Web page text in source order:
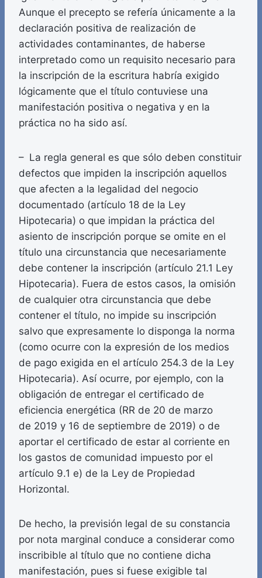
Aunque el precepto se refería únicamente a la
declaración positiva de realización de
actividades contaminantes, de haberse
interpretado como un requisito necesario para
la inscripción de la escritura habría exigido
lógicamente que el título contuviese una
manifestación positiva o negativa y en la
práctica no ha sido así.
– La regla general es que sólo deben constituir
defectos que impiden la inscripción aquellos
que afecten a la legalidad del negocio
documentado (artículo 18 de la Ley
Hipotecaria) o que impidan la práctica del
asiento de inscripción porque se omite en el
título una circunstancia que necesariamente
debe contener la inscripción (artículo 21.1 Ley
Hipotecaria). Fuera de estos casos, la omisión
de cualquier otra circunstancia que debe
contener el título, no impide su inscripción
salvo que expresamente lo disponga la norma
(como ocurre con la expresión de los medios
de pago exigida en el artículo 254.3 de la Ley
Hipotecaria). Así ocurre, por ejemplo, con la
obligación de entregar el certificado de
eficiencia energética (RR de 20 de marzo
de 2019 y 16 de septiembre de 2019) o de
aportar el certificado de estar al corriente en
los gastos de comunidad impuesto por el
artículo 9.1 e) de la Ley de Propiedad
Horizontal.
De hecho, la previsión legal de su constancia
por nota marginal conduce a considerar como
inscribible al título que no contiene dicha
manifestación, pues si fuese exigible tal